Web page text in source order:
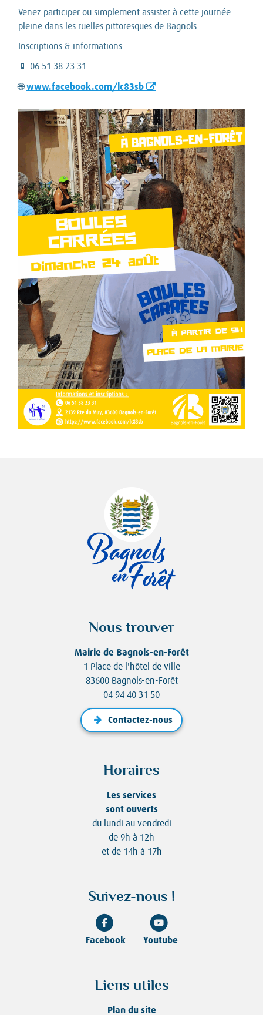
Venez participer ou simplement assister à cette journée
pleine dans les ruelles pittoresques de Bagnols.
Inscriptions & informations :
📱 06 51 38 23 31
🌐www.facebook.com/lc83sb
Nous trouver
Mairie de Bagnols-en-Forêt
1 Place de l'hôtel de ville
83600 Bagnols-en-Forêt
04 94 40 31 50
Contactez-nous
Horaires
Les services
sont ouverts
du lundi au vendredi
de 9h à 12h
et de 14h à 17h
Suivez-nous !
Facebook Youtube
Liens utiles
Plan du site